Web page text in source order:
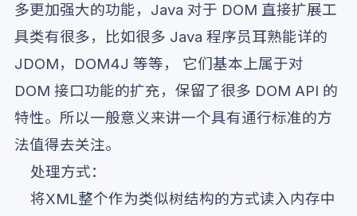
多更加强大的功能，Java 对于 DOM 直接扩展工
具类有很多，比如很多 Java 程序员耳熟能详的
JDOM，DOM4J 等等， 它们基本上属于对
DOM 接口功能的扩充，保留了很多 DOM API 的
特性。所以一般意义来讲一个具有通行标准的方
法值得去关注。
处理方式：
将XML整个作为类似树结构的方式读入内存中